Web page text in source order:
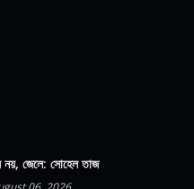
নয়, জেলে: সোহেল তাজ